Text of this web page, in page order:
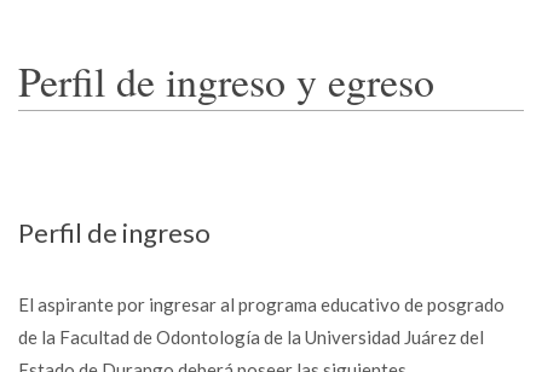
Perfil de ingreso y egreso
Perfil de ingreso
El aspirante por ingresar al programa educativo de posgrado
de la Facultad de Odontología de la Universidad Juárez del